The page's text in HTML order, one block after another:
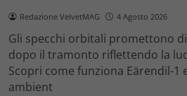
Redazione VelvetMAG 4 Agosto 2026
Gli specchi orbitali promettono
dopo il tramonto riflettendo la
Scopri come funziona Eärendil-1
ambient